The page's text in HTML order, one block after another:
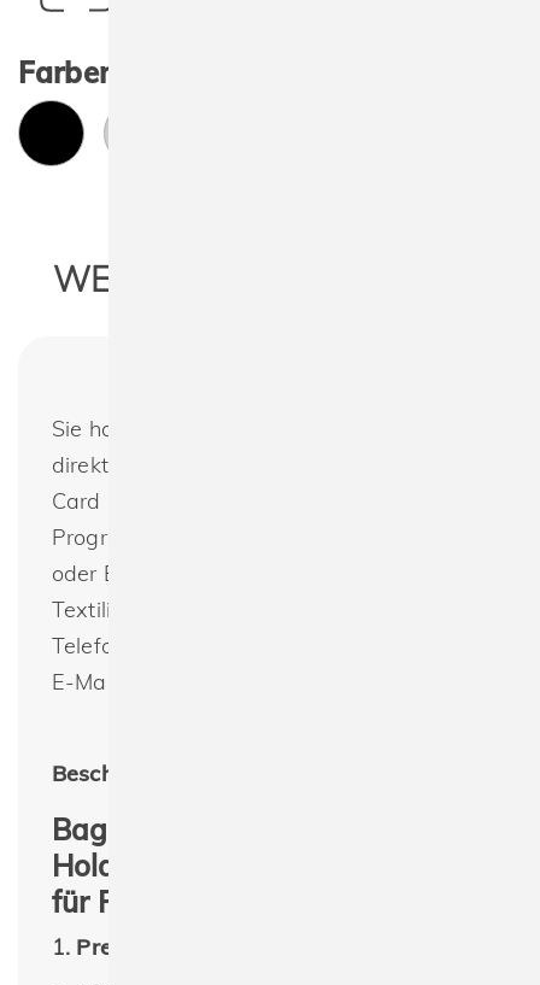
Farben:
WEITERE INFORMATIONEN
Sie haben noch Fragen oder möchten
direkt bestellen? Bagbase BG754 Boutique
Card Holder : Wir bieten das gesamte
Programm von Bagbase zur Bedruckung
oder Bestickung an. Nachhaltig produzierte
Textilien günstig und schnell bestellen.
Telefon +49(0) 30 - 33 00 16 30 oder per
E-Mail: info@spreeprint.de
Beschreibung:
Bagbase BG754 Boutique Card
Holder – Stilvoller Kartenhalter
für Personalisierungen
1. Premium-Material